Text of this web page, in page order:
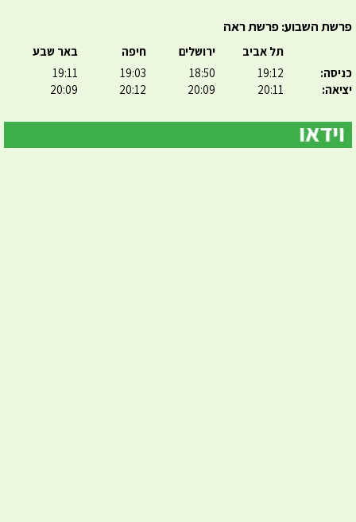
פרשת השבוע: פרשת ראה
כניסה:
יציאה:
תל אביב
19:12
20:11
ירושלים
18:50
20:09
חיפה
19:03
20:12
באר שבע
19:11
20:09